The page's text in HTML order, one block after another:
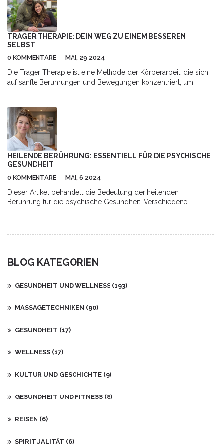
Kombination aus Akupressur, Energielinienarbeit und
Dehnbewegungen kann diese alte Heilkunst nicht nur
Verspannungen lösen und Schmerzen lindern, sondern auch die
Durchblutung fördern und das Gleichgewicht im Körper
wiederherstellen. Dieser Artikel taucht tief in die Welt der
gesundheitlichen Vorteile zu entdecken und praktische Tipps für
alle bereitzustellen, die diesen Pfad der Entspannung und
Heilung erkunden möchten.
TRAGER THERAPIE: DEIN WEG ZU EINEM BESSEREN
SELBST
0 KOMMENTARE MAI, 29 2024
Die Trager Therapie ist eine Methode der Körperarbeit, die sich
auf sanfte Berührungen und Bewegungen konzentriert, um
Vorteile sie bietet und gibt praktische Tipps, wie man sie in den
Alltag integrieren kann.
HEILENDE BERÜHRUNG: ESSENTIELL FÜR DIE PSYCHISCHE
GESUNDHEIT
0 KOMMENTARE MAI, 6 2024
Dieser Artikel behandelt die Bedeutung der heilenden
Berührung für die psychische Gesundheit. Verschiedene
Heilmethoden in den Alltag werden ebenfalls gegeben. Der
Therapieansätze und die positiven Auswirkungen auf das
BLOG KATEGORIEN
GESUNDHEIT UND WELLNESS (193)
MASSAGETECHNIKEN (90)
GESUNDHEIT (17)
WELLNESS (17)
KULTUR UND GESCHICHTE (9)
GESUNDHEIT UND FITNESS (8)
REISEN (6)
SPIRITUALITÄT (6)